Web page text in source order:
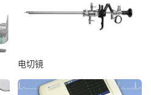
电切镜